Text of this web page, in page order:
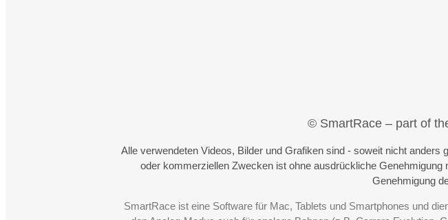
© SmartRace – part of
Alle verwendeten Videos, Bilder und Grafiken sind - soweit nicht
oder kommerziellen Zwecken ist ohne ausdrückliche
Genehmigung
SmartRace ist eine Software für Mac, Tablets und Smartphones und